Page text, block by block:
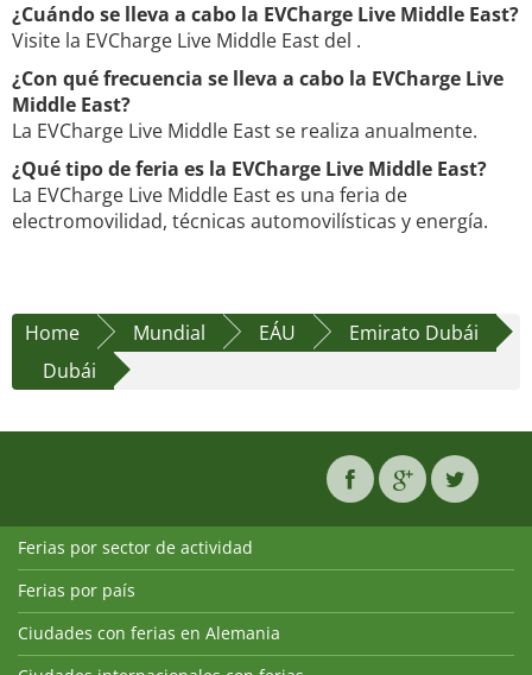
¿Cuándo se lleva a cabo la EVCharge Live Middle East?
Visite la EVCharge Live Middle East del .
¿Con qué frecuencia se lleva a cabo la EVCharge Live
Middle East?
La EVCharge Live Middle East se realiza anualmente.
¿Qué tipo de feria es la EVCharge Live Middle East?
La EVCharge Live Middle East es una feria de
electromovilidad, técnicas automovilísticas y energía.
Home Mundial EÁU
Emirato Dubái
Dubái
Ferias por sector de actividad
Ferias por país
Ciudades con ferias en Alemania